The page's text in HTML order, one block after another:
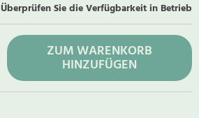
Überprüfen Sie die Verfügbarkeit in Betrieb
ZUM WARENKORB
HINZUFÜGEN